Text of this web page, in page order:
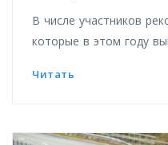
В числе участников
которые в этом году
Читать